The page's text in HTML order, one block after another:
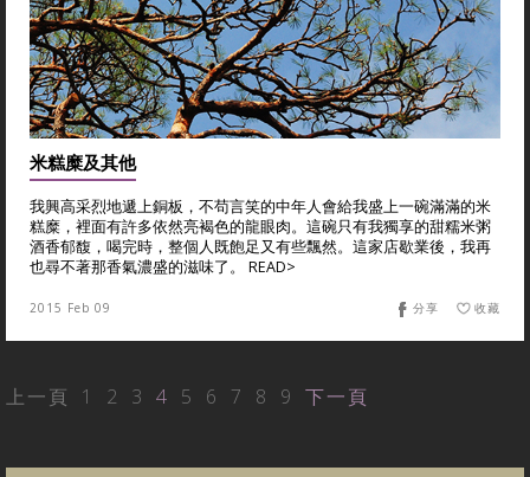
米糕糜及其他
我興高采烈地遞上銅板，不苟言笑的中年人會給我盛上一碗滿滿的米
糕糜，裡面有許多依然亮褐色的龍眼肉。這碗只有我獨享的甜糯米粥
酒香郁馥，喝完時，整個人既飽足又有些飄然。這家店歇業後，我再
也尋不著那香氣濃盛的滋味了。 READ>
2015 Feb 09 收藏
分享
上一頁 1 2 3 4 5 6 7 8 9 下一頁